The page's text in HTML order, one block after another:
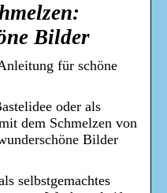
Bilder
für schöne
oder als
dem Schmelzen von
Bilder
selbstgemachtes